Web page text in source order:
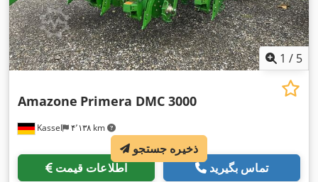
1 / 5
Kassel ۴٬۱۳۸ km
Amazone Primera DMC 3000
اطلاعات قیمت تماس بگیرید
ذخیره جستجو